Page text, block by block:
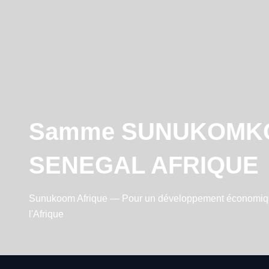
Samme
SENEGAL AFRIQUE
Sunukoom Afrique — Pour un développement
l'Afrique